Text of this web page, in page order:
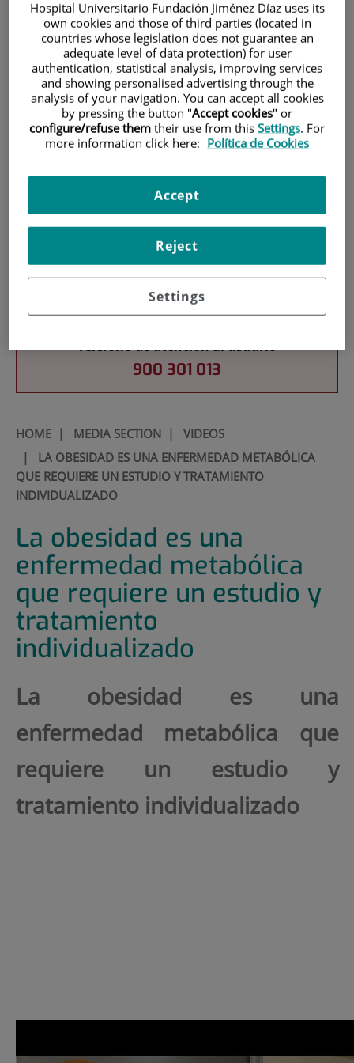
Research
Teaching
Teléfono de atención al usuario
900 301 013
HOME| MEDIA SECTION| VIDEOS
| LA OBESIDAD ES UNA ENFERMEDAD METABÓLICA
QUE REQUIERE UN ESTUDIO Y TRATAMIENTO
INDIVIDUALIZADO
La obesidad es una
enfermedad metabólica
que requiere un estudio y
tratamiento
individualizado
La obesidad es una
enfermedad metabólica que
requiere un estudio y
tratamiento individualizado
Hospital Universitario Fundación Jiménez Díaz uses its
own cookies and those of third parties (located in
countries whose legislation does not guarantee an
adequate level of data protection) for user
authentication, statistical analysis, improving services
and showing personalised advertising through the
analysis of your navigation. You can accept all cookies
by pressing the button "Accept cookies" or
configure/refuse them their use from this Settings. For
more information click here: Política de Cookies
Settings
Reject
Accept